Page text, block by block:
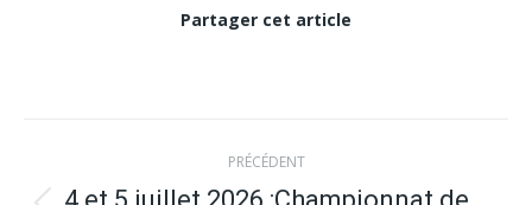
Partager cet article
NavigationPRÉCÉDENT